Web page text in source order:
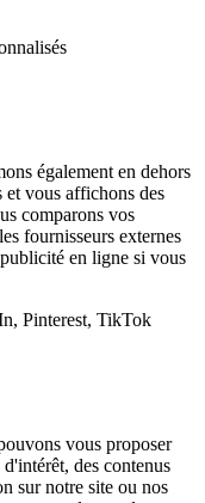
également en dehors
et vous affichons des
comparons vos
fournisseurs externes
en ligne si vous
Pinterest, TikTok
vous proposer
des contenus
sur notre site ou nos